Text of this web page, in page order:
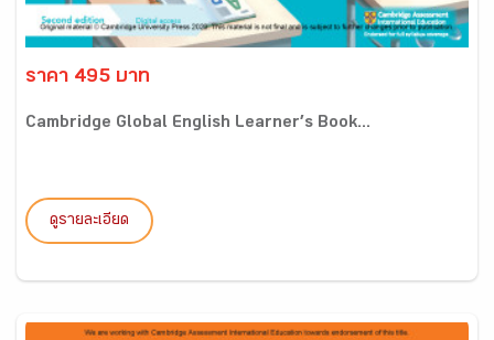
ราคา 495 บาท
Cambridge Global English Learner’s Book...
ดูรายละเอียด